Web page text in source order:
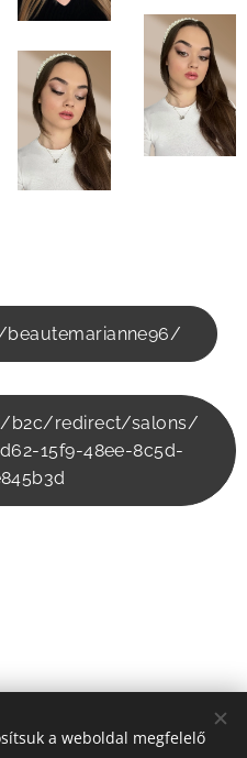
b2c/redirect/salons/
15f9-48ee-8c5d-
a weboldal megfelelő